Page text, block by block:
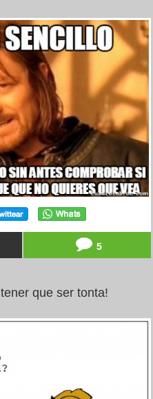
5
que ser tonta!